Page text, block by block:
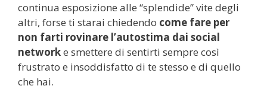
continua esposizione alle “splendide” vite degli
altri, forse ti starai chiedendo come fare per
non farti rovinare l’autostima dai social
networke smettere di sentirti sempre così
frustrato e insoddisfatto di te stesso e di quello
che hai.